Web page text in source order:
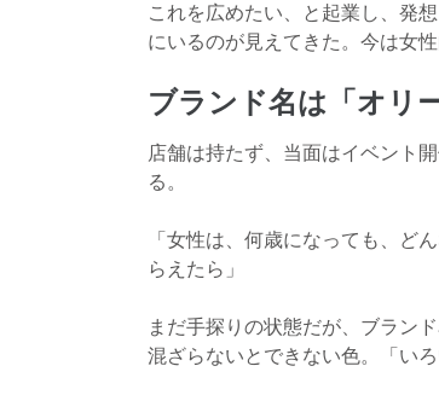
これを広めたい、と起業し、発
にいるのが見えてきた。今は女
ブランド名は「オリ
店舗は持たず、当面はイベント
る。
「女性は、何歳になっても、ど
らえたら」
まだ手探りの状態だが、ブラン
混ざらないとできない色。「い